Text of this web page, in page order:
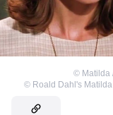
© Matilda
© Roald Dahl's